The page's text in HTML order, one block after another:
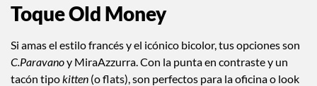
Toque Old Money